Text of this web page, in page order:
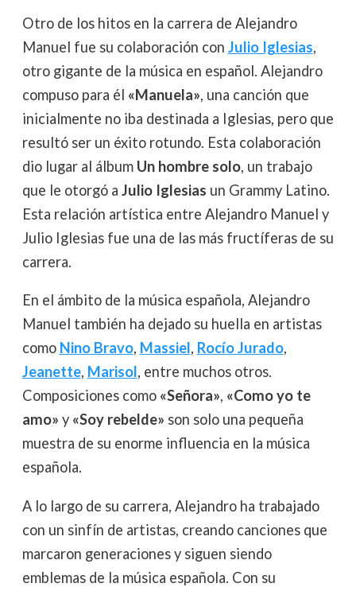
Otro de los hitos en la carrera de Alejandro
Manuel fue su colaboración con Julio Iglesias,
otro gigante de la música en español. Alejandro
compuso para él «Manuela», una canción que
inicialmente no iba destinada a Iglesias, pero que
resultó ser un éxito rotundo. Esta colaboración
dio lugar al álbum Un hombre solo, un trabajo
que le otorgó a Julio Iglesias un Grammy Latino.
Esta relación artística entre Alejandro Manuel y
Julio Iglesias fue una de las más fructíferas de su
carrera.
En el ámbito de la música española, Alejandro
Manuel también ha dejado su huella en artistas
como Nino Bravo, Massiel, Rocío Jurado,
Jeanette, Marisol, entre muchos otros.
Composiciones como «Señora», «Como yo te
amo» y «Soy rebelde» son solo una pequeña
muestra de su enorme influencia en la música
española.
A lo largo de su carrera, Alejandro ha trabajado
con un sinfín de artistas, creando canciones que
marcaron generaciones y siguen siendo
emblemas de la música española. Con su